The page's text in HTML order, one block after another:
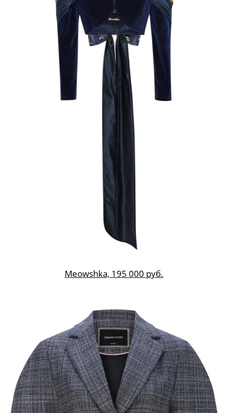
Meowshka, 195 000 руб.